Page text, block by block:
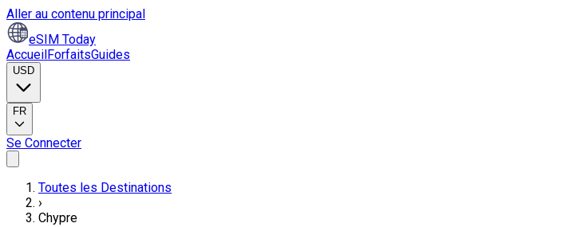
Aller au contenu principal
eSIM Today
AccueilForfaitsGuides
USD
FR
Se Connecter
Toutes les Destinations
›
Chypre